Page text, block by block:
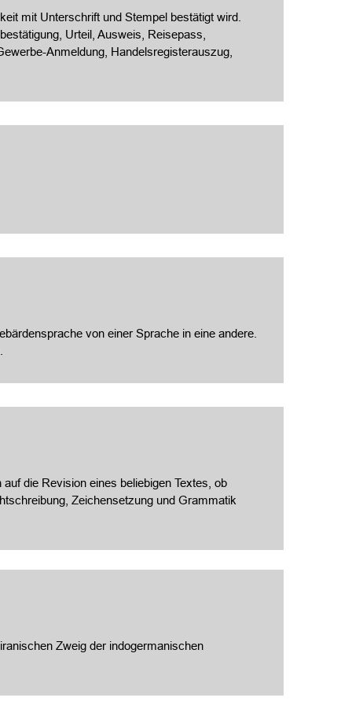
mit Unterschrift und Stempel bestätigt wird.
Urteil, Ausweis, Reisepass,
Anmeldung, Handelsregisterauszug,
von einer Sprache in eine andere.
die Revision eines beliebigen Textes, ob
Zeichensetzung und Grammatik